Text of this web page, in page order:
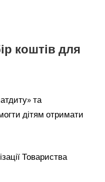
коштів для
та
дітям отримати
Товариства